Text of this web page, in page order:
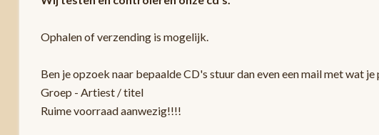
Ophalen of verzending is mogelijk.
Ben je opzoek naar bepaalde CD's stuur dan even een mail met wat
Groep - Artiest / titel
Ruime voorraad aanwezig!!!!